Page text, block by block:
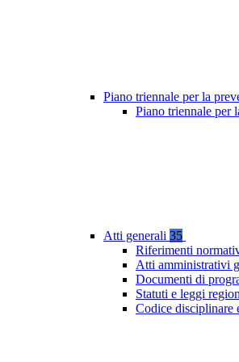
Piano triennale per la
Piano triennale per
Atti generali 35
Riferimenti
Atti amministrativi
Documenti di
Statuti e leggi
Codice disciplinare